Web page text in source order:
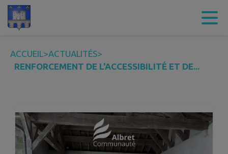
Contenu
ACCUEIL>ACTUALITÉS>
RENFORCEMENT DE L'ACCESSIBILITÉ ET DE...